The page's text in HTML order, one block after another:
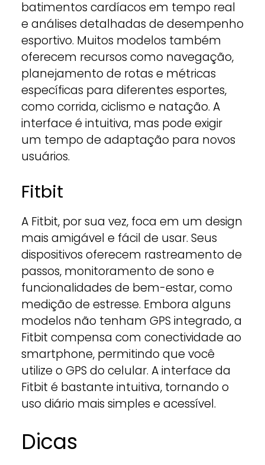
batimentos cardíacos em tempo real
e análises detalhadas de desempenho
esportivo. Muitos modelos também
oferecem recursos como navegação,
planejamento de rotas e métricas
específicas para diferentes esportes,
como corrida, ciclismo e natação. A
interface é intuitiva, mas pode exigir
um tempo de adaptação para novos
usuários.
Fitbit
A Fitbit, por sua vez, foca em um design
mais amigável e fácil de usar. Seus
dispositivos oferecem rastreamento de
passos, monitoramento de sono e
funcionalidades de bem-estar, como
medição de estresse. Embora alguns
modelos não tenham GPS integrado, a
Fitbit compensa com conectividade ao
smartphone, permitindo que você
utilize o GPS do celular. A interface da
Fitbit é bastante intuitiva, tornando o
uso diário mais simples e acessível.
Dicas